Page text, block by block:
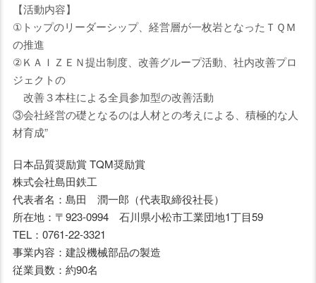
【活動内容】
①トップのリーダーシップ、経営層が一枚岩となったＴＱＭ
の推進
②ＫＡＩＺＥＮ提出制度、改善グループ活動、社内改善プロ
ジェクトの
改善３本柱による全員参加型の改善活動
③会社経営の礎となるのは人材との考えによる、積極的な人
材育成”
日本品質奨励賞 TQM奨励賞
株式会社島田鉄工
代表者名：島田 潤一郎（代表取締役社長）
所在地：〒923-0994 石川県小松市工業団地1丁目59
TEL：0761-22-3321
事業内容：建設機械部品の製造
従業員数：約90名